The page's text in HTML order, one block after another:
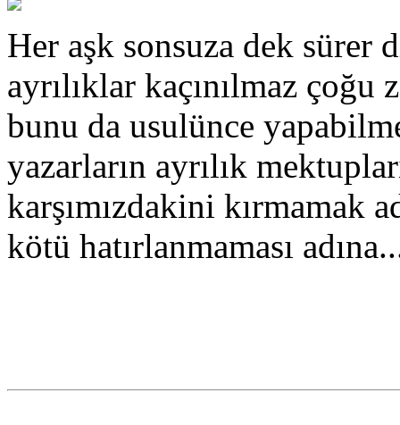
Her aşk sonsuza dek sürer
ayrılıklar kaçınılmaz
bunu da usulünce
yazarların ayrılık
karşımızdakini kırmamak
kötü hatırlanmaması